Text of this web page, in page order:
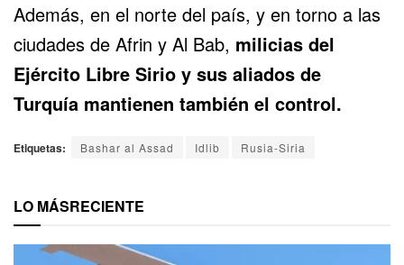
Además, en el norte del país, y en torno a las
ciudades de Afrin y Al Bab, milicias del
Ejército Libre Sirio y sus aliados de
Turquía mantienen también el control.
Etiquetas: Bashar al Assad Idlib Rusia-Siria
LO MÁSRECIENTE